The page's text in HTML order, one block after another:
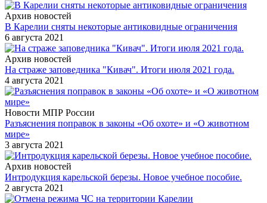
Архив новостей
В Карелии сняты некоторые антиковидные ограничения
6 августа 2021
Архив новостей
На страже заповедника "Кивач". Итоги июля 2021 года.
4 августа 2021
Новости МПР России
Разъяснения поправок в законы «Об охоте» и «О животном
мире»
3 августа 2021
Архив новостей
Интродукция карельской березы. Новое учебное пособие.
2 августа 2021